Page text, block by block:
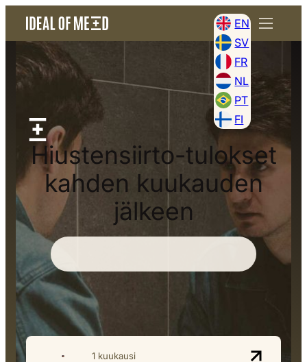
EN
SV
FR
NL
PT
FI
Hiustensiirto-tulokset
kahden kuukauden
jälkeen
1 kuukausi